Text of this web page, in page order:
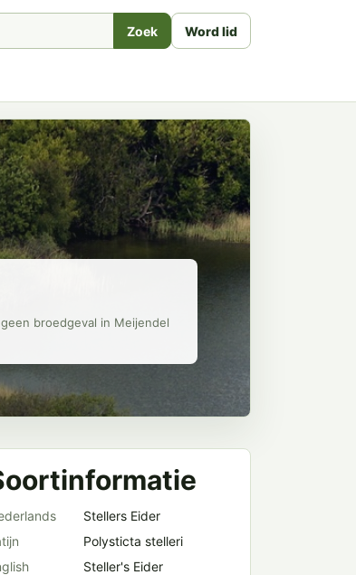
Zoek Word lid
broedgeval in Meijendel
Stellers Eider
Polysticta stelleri
Steller's Eider